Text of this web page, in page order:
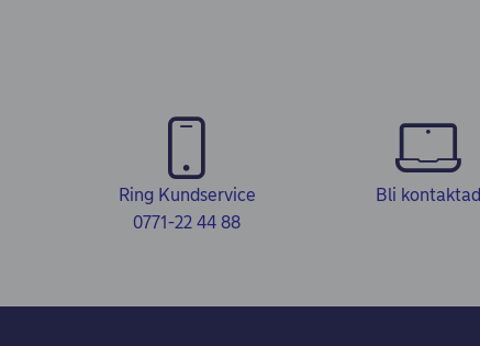
Ring Kundservice
0771-22 44 88
Bli kontaktad